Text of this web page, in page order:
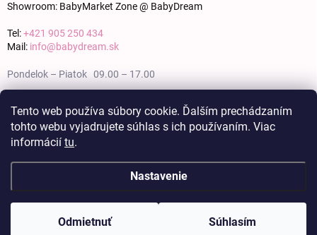
Tento web používa súbory cookie. Ďalším prechádzaním
tohto webu vyjadrujete súhlas s ich používaním. Viac
informácií tu.
Nastavenie
Odmietnuť Súhlasím
Showroom: BabyMarket Zone @ BabyDream
Tel:+421 905 250 434
Mail: info@babydream.sk
Pondelok – Piatok 09.00 – 17.00
Nedeľa zatvorené
Copyright 2026BABY DREAM. Všetky práva vyhradené.Upraviť nastavenie